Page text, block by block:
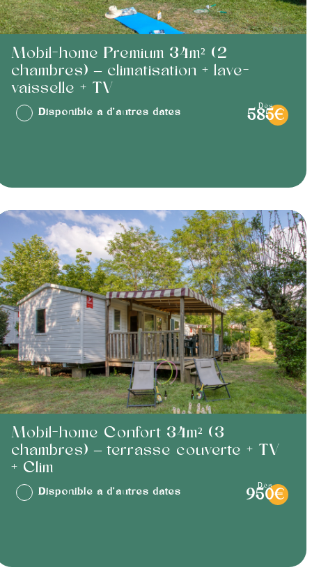
Mobil-home Confort 34m² (3
chambres) – terrasse couverte + TV
+ Clim
Disponible à d'autres dates
dès
950€
Mobil-home Premium 34m² (2
chambres) – climatisation + lave-
vaisselle + TV
Disponible à d'autres dates
dès
585€